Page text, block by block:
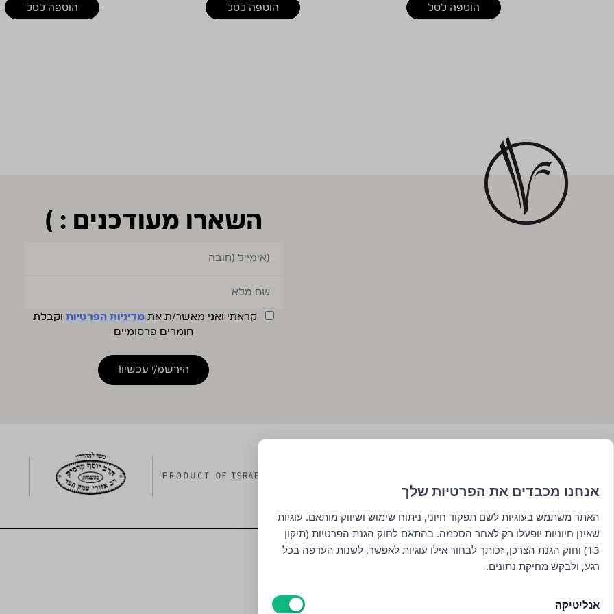
הוספה לסל הוספה לסל הוספה לסל
השארו מעודכנים : )
קראתי ואני מאשר/ת את מדיניות הפרטיותוקבלת
חומרים פרסומיים
אנחנו מכבדים את הפרטיות שלך
האתר משתמש בעוגיות לשם תפקוד חיוני, ניתוח שימוש ושיווק מותאם. עוגיות
שאינן חיוניות יופעלו רק לאחר הסכמה. בהתאם לחוק הגנת הפרטיות (תיקון
13) וחוק הגנת הצרכן, זכותך לבחור אילו עוגיות לאפשר, לשנות העדפה בכל
רגע, ולבקש מחיקת נתונים.
אנליטיקה